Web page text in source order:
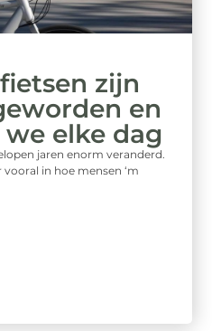
zijn
en
elke dag
jaren enorm veranderd.
in hoe mensen ‘m